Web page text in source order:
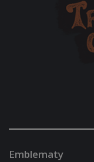
Emblematy